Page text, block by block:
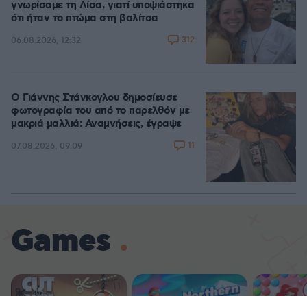
γνωρίσαμε τη Λίσα, γιατί υποψιάστηκα
ότι ήταν το πτώμα στη βαλίτσα
06.08.2026, 12:32 312
Ο Γιάννης Στάνκογλου δημοσίευσε
φωτογραφία του από το παρελθόν με
μακριά μαλλιά: Αναμνήσεις, έγραψε
07.08.2026, 09:09 11
Games